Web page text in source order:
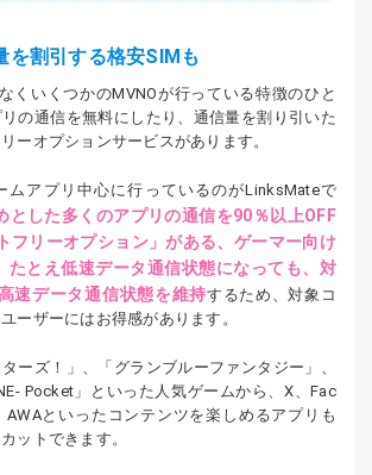
を割引する格安SIMも
くいくつかのMVNOが行っている特徴のひと
の通信を無料にしたり、通信量を割り引いた
ーオプションサービスがあります。
ムアプリ中心に行っているのがLinksMateで
とした多くのアプリの通信を90％以上OFF
フリーオプション」がある、ゲーマー向け
たとえ低速データ通信状態になっても、対
速データ通信状態を維持するため、対象コ
ーザーにはお得感があります。
ターズ！」、「グランブルーファンタジー」、
Pocket」といった人気ゲームから、X、Fac
AWAといったコンテンツを楽しめるアプリも
ットできます。